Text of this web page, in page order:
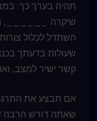
תהיה בערך כך:
שיקרה ______,
השתדל לכלול
שעולות בדעתך
קשר ישיר למצב,
אם תבצע את
שאתה דורש הרבה